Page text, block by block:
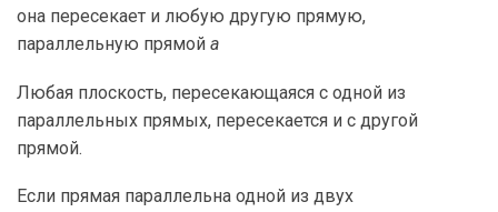
она пересекает и любую другую прямую,
параллельную прямой a
Любая плоскость, пересекающаяся с одной из
параллельных прямых, пересекается и с другой
прямой.
Если прямая параллельна одной из двух